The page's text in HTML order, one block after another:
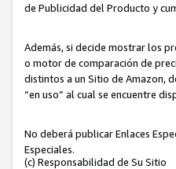
de Publicidad del Producto y
Además, si decide mostrar los
o motor de comparación de
distintos a un Sitio de Amazon,
“en uso” al cual se encuentre
No deberá publicar Enlaces
Especiales.
(c) Responsabilidad de Su Sitio